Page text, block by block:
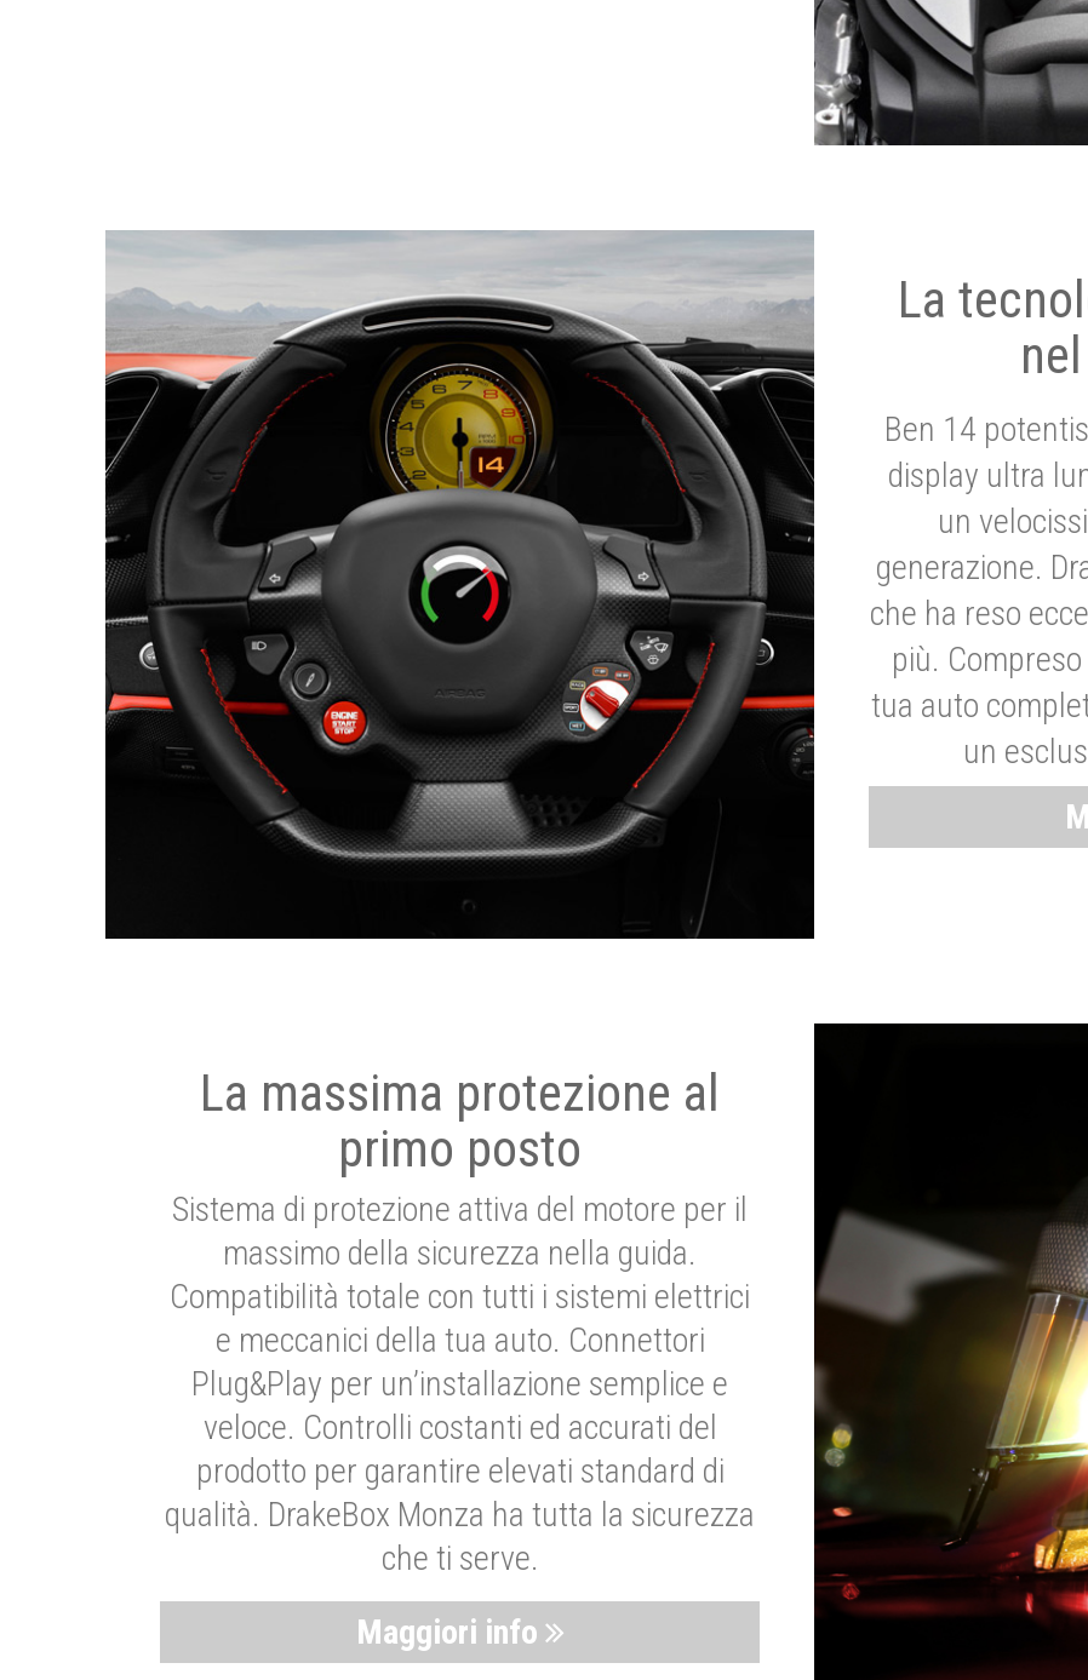
La
Ben 14
display ultra
un
generazione.
che ha reso
più.
tua auto
un
La massima protezione al
primo posto
Sistema di protezione attiva del motore per il
massimo della sicurezza nella guida.
Compatibilità totale con tutti i sistemi elettrici
e meccanici della tua auto. Connettori
Plug&Play per un’installazione semplice e
veloce. Controlli costanti ed accurati del
prodotto per garantire elevati standard di
qualità. DrakeBox Monza ha tutta la sicurezza
che ti serve.
Maggiori info